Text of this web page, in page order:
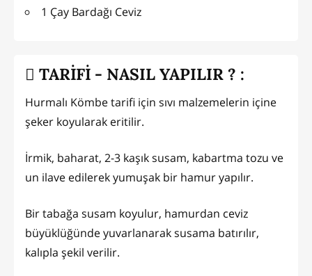
1 Çay Bardağı Ceviz
TARİFİ - NASIL YAPILIR ? :
Hurmalı Kömbe tarifi için sıvı malzemelerin içine
şeker koyularak eritilir.
İrmik, baharat, 2-3 kaşık susam, kabartma tozu ve
un ilave edilerek yumuşak bir hamur yapılır.
Bir tabağa susam koyulur, hamurdan ceviz
büyüklüğünde yuvarlanarak susama batırılır,
kalıpla şekil verilir.